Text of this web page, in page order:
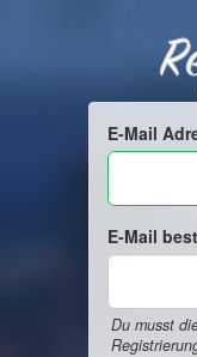
E-Mail
E-Mail
Du musst